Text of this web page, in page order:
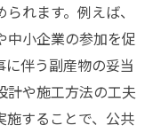
れます。例えば、
中小企業の参加を促
伴う副産物の妥当
計や施工方法の工夫
施することで、公共